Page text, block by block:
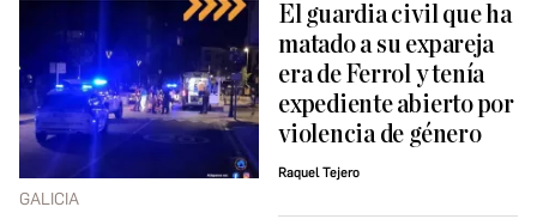
GALICIA
El guardia civil que ha
matado a su expareja
era de Ferrol y tenía
expediente abierto por
violencia de género
Raquel Tejero